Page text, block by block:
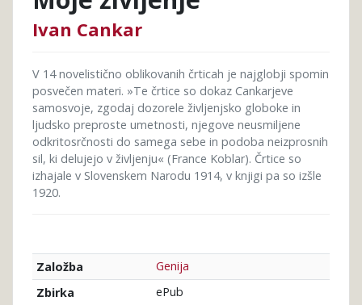
Ivan Cankar
V 14 novelistično oblikovanih črticah je najglobji spomin
posvečen materi. »Te črtice so dokaz Cankarjeve
samosvoje, zgodaj dozorele življenjsko globoke in
ljudsko preproste umetnosti, njegove neusmiljene
odkritosrčnosti do samega sebe in podoba neizprosnih
sil, ki delujejo v življenju« (France Koblar). Črtice so
izhajale v Slovenskem Narodu 1914, v knjigi pa so izšle
1920.
Založba
Genija
Zbirka
ePub